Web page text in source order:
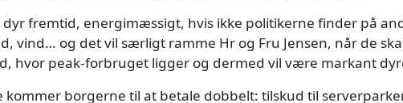
dyr fremtid, energimæssigt, hvis ikke politikerne finder på
vind… og det vil særligt ramme Hr og Fru Jensen, når de
hvor peak-forbruget ligger og dermed vil være markant
kommer borgerne til at betale dobbelt: tilskud til